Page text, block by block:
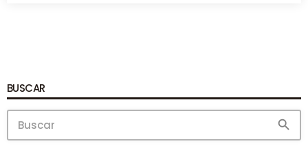
BUSCAR
search